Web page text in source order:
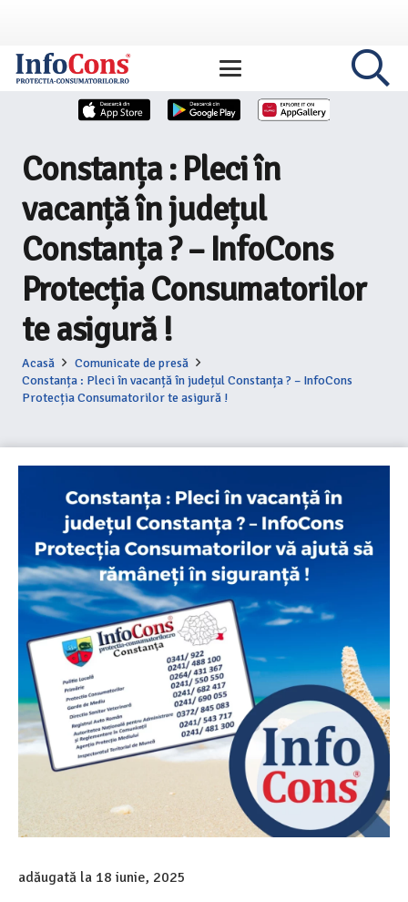
Constanța : Pleci în
vacanță în județul
Constanța ? – InfoCons
Protecția Consumatorilor
te asigură !
Acasă
Comunicate de presă
Constanța : Pleci în vacanță în județul Constanța ? – InfoCons
Protecția Consumatorilor te asigură !
adăugată la 18 iunie, 2025